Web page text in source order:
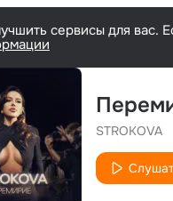
сервисы для вас.
STROKOVA